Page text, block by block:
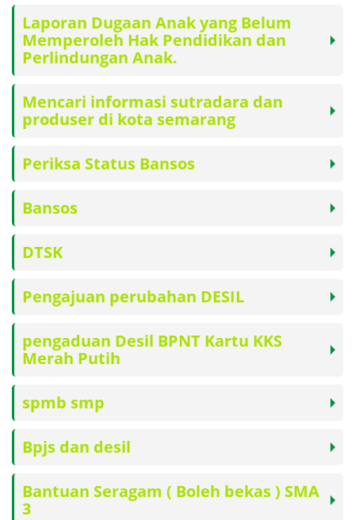
Laporan Dugaan Anak yang Belum
Memperoleh Hak Pendidikan dan
Perlindungan Anak.
Mencari informasi sutradara dan
produser di kota semarang
Periksa Status Bansos
Bansos
DTSK
Pengajuan perubahan DESIL
pengaduan Desil BPNT Kartu KKS
Merah Putih
spmb smp
Bpjs dan desil
Bantuan Seragam ( Boleh bekas ) SMA
3